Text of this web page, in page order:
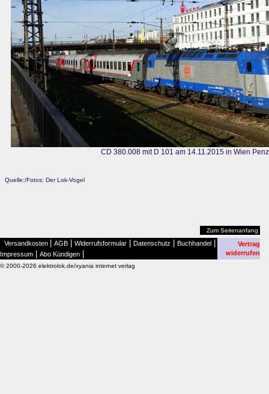
CD 380.008 mit D 101 am 14.11.2015 in Wien
Quelle:/Fotos: Der Lok-Vogel
Zum Seitenanfang
Versandkosten AGB Widerrufsformular Datenschutz Buchhandel
Impressum Abo Kündigen
Vertrag
widerrufen
© 2000-2026 elektrolok.de/xyania internet verlag